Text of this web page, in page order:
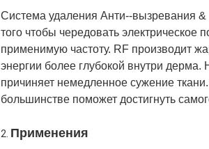
Система удаления Анти--вызревания
того чтобы чередовать электрическое
применимую частоту. RF производит
энергии более глубокой внутри
причиняет немедленное сужение
большинстве поможет достигнуть
2. Применения